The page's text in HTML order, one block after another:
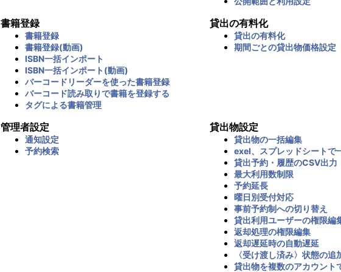
書籍登録
書籍登録
書籍登録(動画)
ISBN一括インポート
ISBN一括インポート(動画)
バーコードリーダーを使った書籍登録
バーコード読み取りで書籍を登録する
タグによる書籍管理
貸出の有料化
貸出の有料化
期間ごとの貸出物価格設定
管理者設定
通知設定
予約検索
貸出物設定
貸出物の一括編集
exel、スプレッドシートで
貸出予約・履歴のCSV出力
最大利用数制限
予約延長
曜日別受付対応
事前予約制への切り替え
貸出利用ユーザーの権限編
返却処理の権限編集
返却遅延時の自動遅延
〈受け渡し済み〉状態の追
貸出物を複数のアカウント